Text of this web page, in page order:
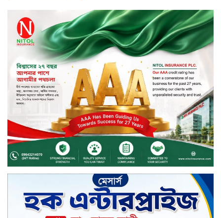
স্মার্টফোন ডিসপ্লেতে নতুন যুগ: ০ মিমি
বর্ডারলেস কনসেপ্ট আনল টেকনো
মাধবপুরে সিএনজি ও ট্রাকের মুখোমুখি
সংঘর্ষে নিহত দুই জন
ইসলামী ব্যাংকের শরী’আহ
সুপারভাইজরি কমিটির সভা অনুষ্ঠিত
বর্ষায় মানুষের পাশে বাংলালিংক; ১০
সিটি করপোরেশনে ১২ হাজারের বেশি
রেইনকোট বিতরণ
চুয়াডাঙ্গার জীবননগর সীমান্তে
বিএসএফের ৩ জনকে পুশ-ইন চেষ্টা
প্রতিহত করল বিজিবি